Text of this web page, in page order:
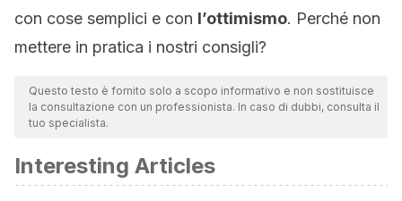
con cose semplici e con l’ottimismo. Perché non
mettere in pratica i nostri consigli?
Questo testo è fornito solo a scopo informativo e non sostituisce
la consultazione con un professionista. In caso di dubbi, consulta il
tuo specialista.
Interesting Articles